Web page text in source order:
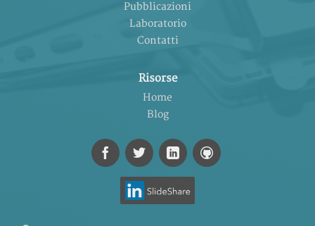
Pubblicazioni
Laboratorio
Contatti
Risorse
Home
Blog